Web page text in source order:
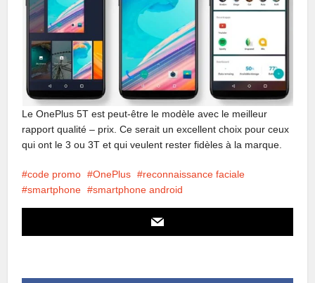
Le OnePlus 5T est peut-être le modèle avec le meilleur
rapport qualité – prix. Ce serait un excellent choix pour ceux
qui ont le 3 ou 3T et qui veulent rester fidèles à la marque.
code promo OnePlus
reconnaissance faciale
smartphone
smartphone android